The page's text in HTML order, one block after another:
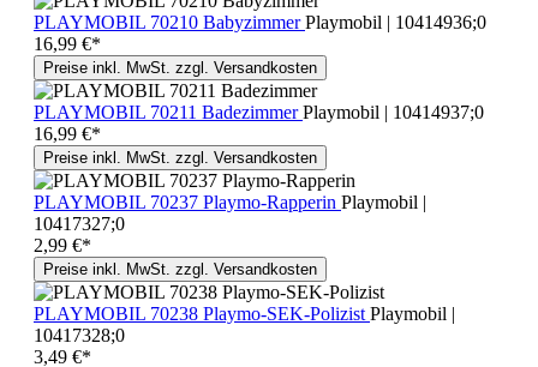
PLAYMOBIL 70210 BabyzimmerPlaymobil | 10414936;0
16,99 €*
Preise inkl. MwSt. zzgl. Versandkosten
PLAYMOBIL 70211 BadezimmerPlaymobil | 10414937;0
16,99 €*
Preise inkl. MwSt. zzgl. Versandkosten
PLAYMOBIL 70237 Playmo-Rapperin Playmobil |
10417327;0
2,99 €*
Preise inkl. MwSt. zzgl. Versandkosten
PLAYMOBIL 70238 Playmo-SEK-Polizist Playmobil |
10417328;0
3,49 €*